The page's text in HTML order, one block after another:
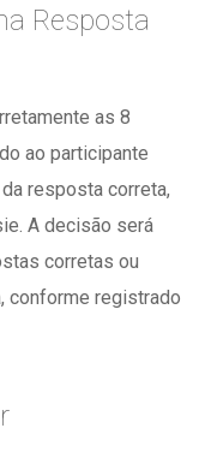
Resposta
as 8
ao participante
resposta correta,
A decisão será
corretas ou
conforme registrado